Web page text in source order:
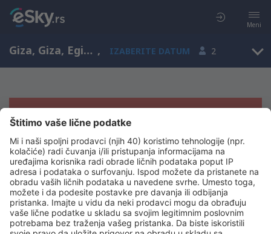
Meni
Giza, Giza, Egipat , IZABERITE DATUM 2
Žao nam je, ne možemo da prikažemo
rezultate
Pokušajte još jednom kad izaberete druge kriterijume